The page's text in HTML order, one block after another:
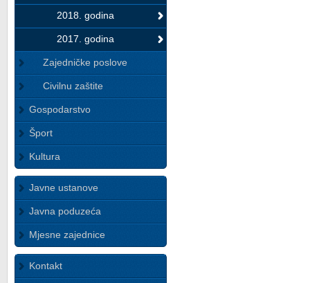
2018. godina
2017. godina
Zajedničke poslove
Civilnu zaštite
Gospodarstvo
Šport
Kultura
Javne ustanove
Javna poduzeća
Mjesne zajednice
Kontakt